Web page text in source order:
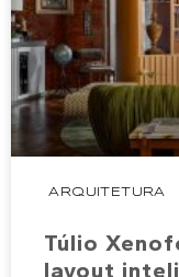
ARQUITETURA
Túlio
layout